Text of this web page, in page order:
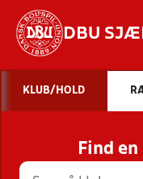
DBU
STILLINGER,
KLUB/HOLD
Find